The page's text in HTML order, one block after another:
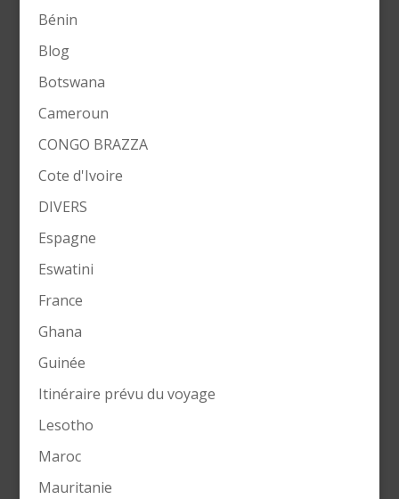
Bénin
Blog
Botswana
Cameroun
CONGO BRAZZA
Cote d'Ivoire
DIVERS
Espagne
Eswatini
France
Ghana
Guinée
Itinéraire prévu du voyage
Lesotho
Maroc
Mauritanie